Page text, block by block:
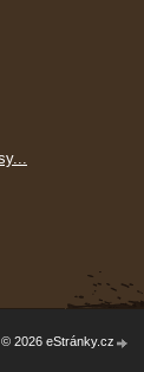
© 2026 eStránky.cz